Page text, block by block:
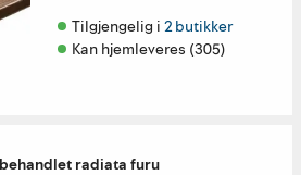
Tilgjengelig i 2 butikker
Kan hjemleveres (305)
radiata furu